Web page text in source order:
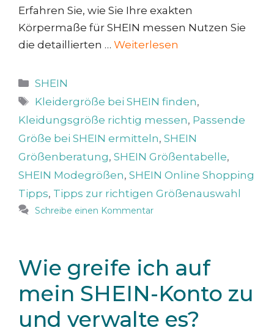
Erfahren Sie, wie Sie Ihre exakten
Körpermaße für SHEIN messen Nutzen Sie
die detaillierten … Weiterlesen
Kategorien
SHEIN
Schlagwörter
Kleidergröße bei SHEIN finden,
Kleidungsgröße richtig messen, Passende
Größe bei SHEIN ermitteln, SHEIN
Größenberatung, SHEIN Größentabelle,
SHEIN Modegrößen, SHEIN Online Shopping
Tipps, Tipps zur richtigen Größenauswahl
Schreibe einen Kommentar
Wie greife ich auf
mein SHEIN-Konto zu
und verwalte es?